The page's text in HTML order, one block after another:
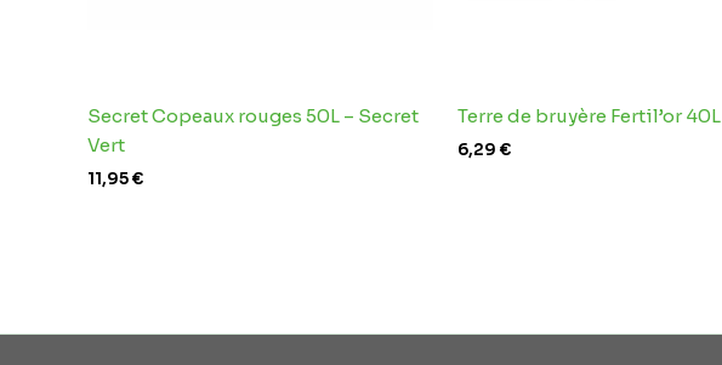
Secret Copeaux rouges 50L – Secret
Vert
11,95€
Terre de bruyère Fertil’or 40L
6,29 €